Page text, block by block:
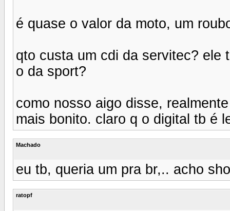
é quase o valor da moto, um
qto custa um cdi da servitec? ele
o da sport?
como nosso aigo disse,
mais bonito. claro q o digital tb é
Machado
eu tb, queria um pra br,.. acho
ratopf